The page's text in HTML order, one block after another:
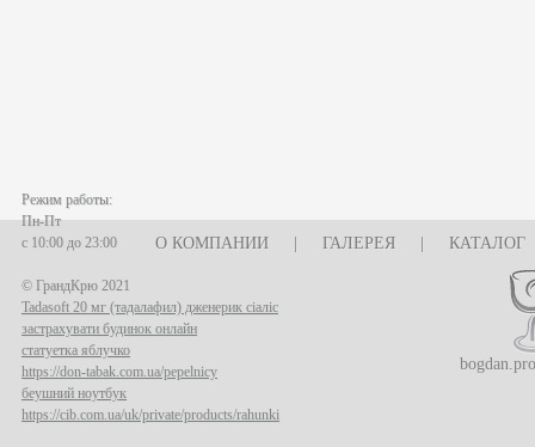
О КОМПАНИИ ГАЛЕРЕЯ КАТАЛОГ
Режим работы:
Пн-Пт
с 10:00 до 23:00
© ГрандКрю 2021
Tadasoft 20 мг (тадалафил) дженерик сіаліс
застрахувати будинок онлайн
статуетка яблучко
https://don-tabak.com.ua/pepelnicy
беушний ноутбук
https://cib.com.ua/uk/private/products/rahunki